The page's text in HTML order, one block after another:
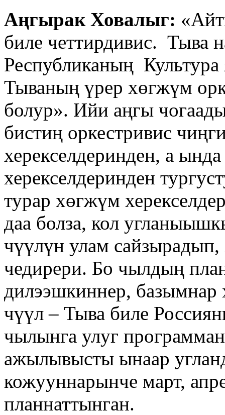
Аңгырак Ховалыг:
биле четтирдивис. Тыва
Республиканың
Тываның үрер хөгжүм
болур». Ийи аңгы
бистиң оркестривис
херекселдеринден, а
херекселдеринден
турар хөгжүм
даа болза, кол
чүүлүн улам
чедирери. Бо чылдың
дилээшкиннер, базымнар
чүүл – Тыва биле
чылынга улуг
ажылывысты ынаар
кожууннарынче март,
планнаттынган.